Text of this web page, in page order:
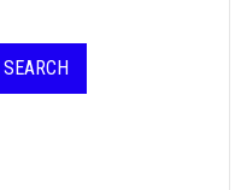
SEARCH